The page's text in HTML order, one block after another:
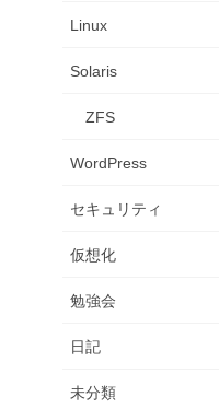
zabbix-web-japanese
Linux
Solaris
ZFS
WordPress
セキュリティ
仮想化
勉強会
日記
未分類